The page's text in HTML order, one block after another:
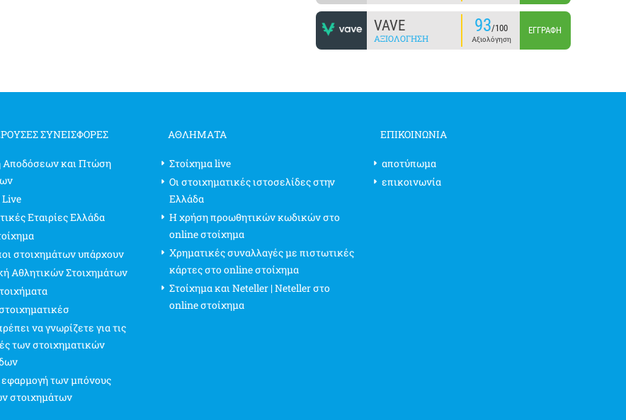
VAVE
ΑΞΙΟΛΌΓΗΣΗ
93/100
Αξιολόγηση
ΕΓΓΡΑΦΉ
ΣΥΝΕΙΣΦΟΡΈΣ
Αποδόσεων και Πτώση
Live
Εταιρίες Ελλάδα
στοιχημάτων υπάρχουν
Αθλητικών Στοιχημάτων
να γνωρίζετε για τις
των στοιχηματικών
των μπόνους
στοιχημάτων
ΑΘΛΗΜΑΤΑ
Στοίχημα live
Οι στοιχηματικές ιστοσελίδες στην
Ελλάδα
Η χρήση προωθητικών κωδικών στο
online στοίχημα
Χρηματικές συναλλαγές με πιστωτικές
κάρτες στο online στοίχημα
Στοίχημα και Neteller | Neteller στο
online στοίχημα
ΕΠΙΚΟΙΝΩΝΊΑ
αποτύπωμα
επικοινωνία